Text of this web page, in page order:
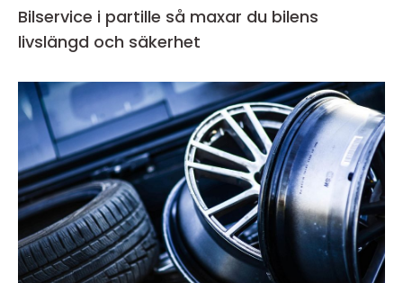
Bilservice i partille så maxar du bilens
livslängd och säkerhet